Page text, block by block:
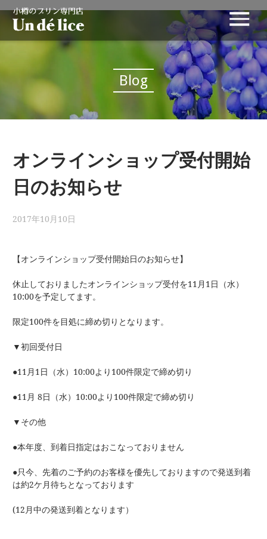
Blog
オンラインショップ受付開始
日のお知らせ
2017年10月10日
【オンラインショップ受付開始日のお知らせ】
休止しておりましたオンラインショップ受付を11月1日（水）
10:00を予定してます。
限定100件を目処に締め切りとなります。
▼初回受付日
●11月1日（水）10:00より100件限定で締め切り
●11月 8日（水）10:00より100件限定で締め切り
▼その他
●本年度、到着日指定はおこなっておりません
●只今、先着のご予約のお客様を優先しておりますので発送到着
は約2ケ月待ちとなっております
(12月中の発送到着となります）